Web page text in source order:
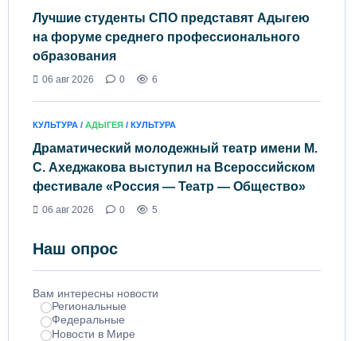
Лучшие студенты СПО представят Адыгею
на форуме среднего профессионального
образования
06 авг 2026 0 6
КУЛЬТУРА / АДЫГЕЯ / КУЛЬТУРА
Драматический молодежный театр имени М.
С. Ахеджакова выступил на Всероссийском
фестивале «Россия — Театр — Общество»
06 авг 2026 0 5
Наш опрос
Вам интересны новости
Региональные
Федеральные
Новости в Мире